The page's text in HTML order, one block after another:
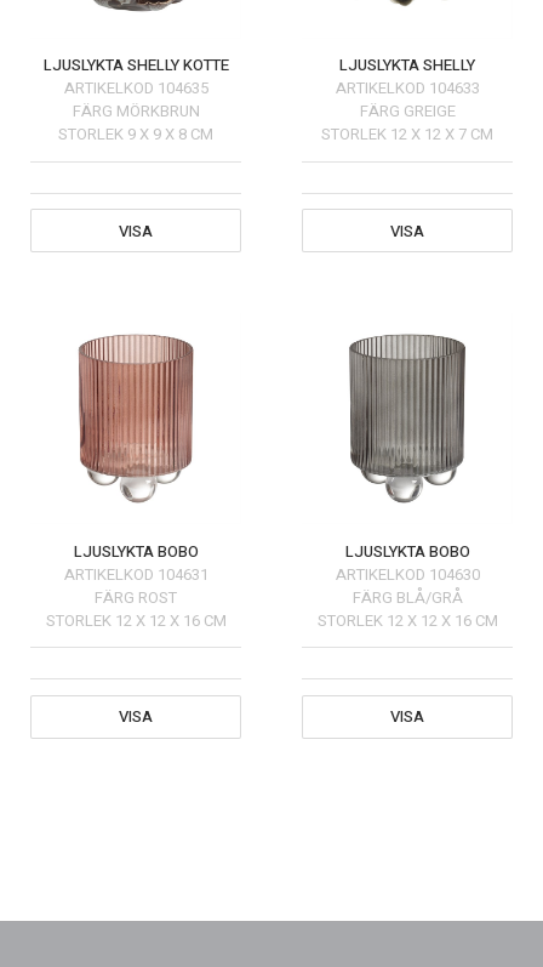
LJUSLYKTA SHELLY KOTTE
ARTIKELKOD 104635
FÄRG MÖRKBRUN
STORLEK 9 X 9 X 8 CM
VISA
LJUSLYKTA SHELLY
ARTIKELKOD 104633
FÄRG GREIGE
STORLEK 12 X 12 X 7 CM
VISA
LJUSLYKTA BOBO
ARTIKELKOD 104631
FÄRG ROST
STORLEK 12 X 12 X 16 CM
VISA
LJUSLYKTA BOBO
ARTIKELKOD 104630
FÄRG BLÅ/GRÅ
STORLEK 12 X 12 X 16 CM
VISA